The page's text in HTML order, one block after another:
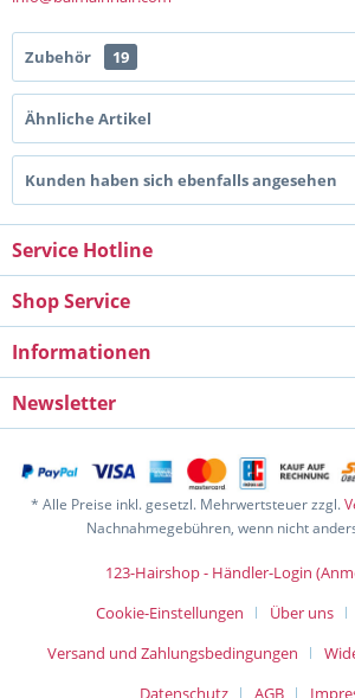
Zubehör 19
Ähnliche Artikel
Kunden haben sich ebenfalls angesehen
Service Hotline
Shop Service
Informationen
Newsletter
* Alle Preise inkl. gesetzl. Mehrwertsteuer zzgl.
Nachnahmegebühren, wenn nicht
123-Hairshop - Händler-Login
Cookie-Einstellungen
Über uns
Versand und Zahlungsbedingungen
Datenschutz
AGB